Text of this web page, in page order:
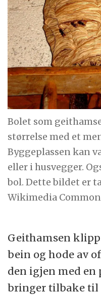
Bolet som
størrelse med et
Byggeplassen kan
eller i husvegger.
bol. Dette bildet er
Wikimedia
Geithamsen
bein og hode av
den igjen med en
bringer tilbake til